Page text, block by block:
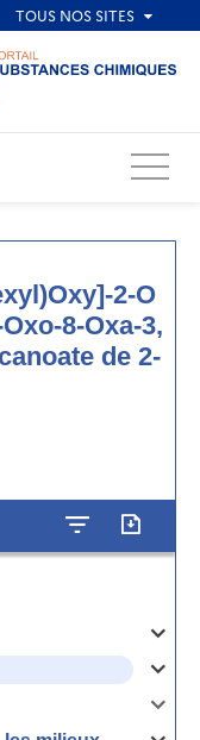
Menu
2-O
8-Oxa-3,
de 2-
Ouvrir
la
générales
Ouvrir
la
Ouvrir